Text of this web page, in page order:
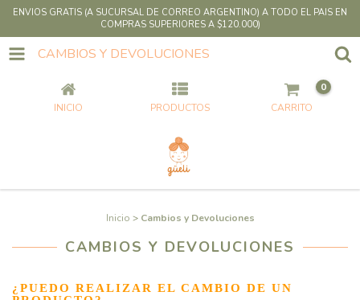
ENVIOS GRATIS (A SUCURSAL DE CORREO ARGENTINO) A TODO EL PAIS EN
COMPRAS SUPERIORES A $120.000)
CAMBIOS Y DEVOLUCIONES
INICIO PRODUCTOS CARRITO
0
Inicio > Cambios y Devoluciones
CAMBIOS Y DEVOLUCIONES
¿PUEDO REALIZAR EL CAMBIO DE UN